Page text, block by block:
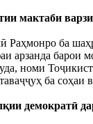
мактаби
ба
арзанда
номи
ба
демократӣ